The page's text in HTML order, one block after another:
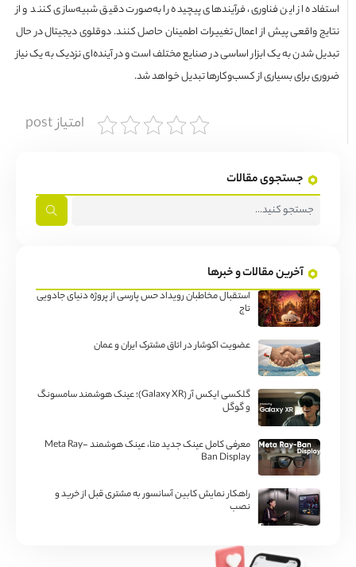
جستجوی مقالات
آخرین مقالات و خبرها
استقبال مخاطبان رویداد حس پارسی از پروژه دنیای جادویی
تاج
عضویت اکوشار در اتاق مشترک ایران و عمان
گلکسی ایکس آر (Galaxy XR)؛ عینک هوشمند سامسونگ
و گوگل
معرفی کامل عینک جدید متا، عینک هوشمند Meta Ray-
Ban Display
راهکار نمایش کابین آسانسور به مشتری قبل از خرید و
نصب
از این فناوری، فرآیندهای پیچیده را به‌صورت دقیق شبیه‌سازی کنند و از
واقعی پیش از اعمال تغییرات اطمینان حاصل کنند. دوقلوی دیجیتال در حال
شدن به یک ابزار اساسی در صنایع مختلف است و در آینده‌ای نزدیک به یک نیاز
برای بسیاری از کسب‌وکارها تبدیل خواهد شد.
امتیاز post